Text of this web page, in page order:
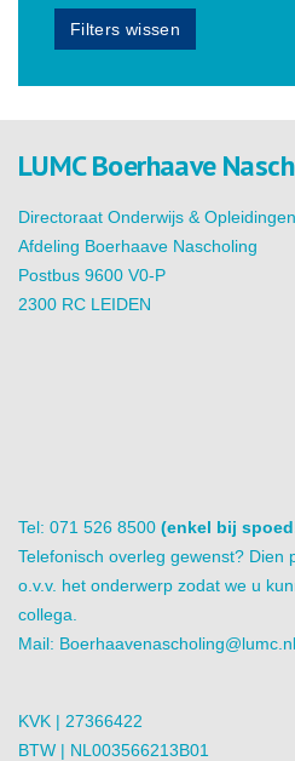
Filters wissen
LUMC Boerhaave
Directoraat Onderwijs & Opleidingen
Afdeling Boerhaave Nascholing
Postbus 9600 V0-P
2300 RC LEIDEN
Tel: 071 526 8500 (enkel bij
Telefonisch overleg gewenst? Dien
o.v.v. het onderwerp zodat we u
collega.
Mail: Boerhaavenascholing@lumc.nl
KVK | 27366422
BTW | NL003566213B01